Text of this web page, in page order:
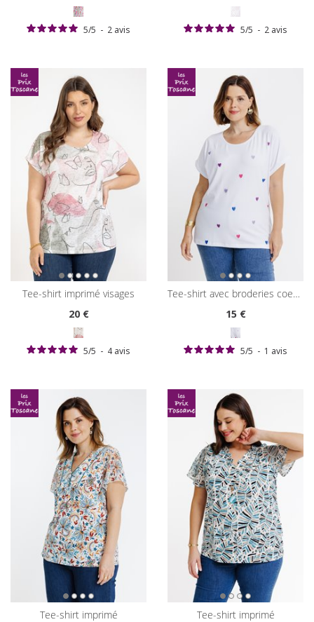
5/5 - 2 avis 5/5 - 2 avis
tee-shirt imprimé visages
20€
5/5 - 4 avis
tee-shirt avec broderies coeurs
15€
5/5 - 1 avis
tee-shirt imprimé
tee-shirt imprimé